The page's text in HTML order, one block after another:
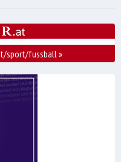
sport/fussball»